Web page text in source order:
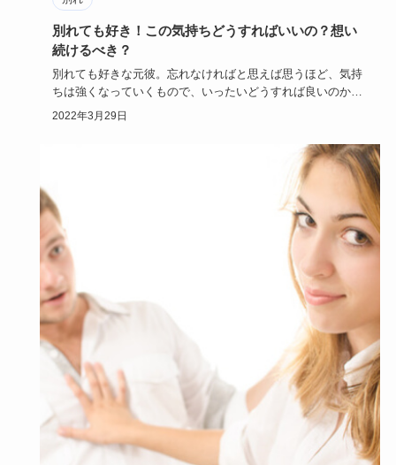
別れても好き！この気持ちどうすればいいの？想い
続けるべき？
別れても好きな元彼。忘れなければと思えば思うほど、気持
ちは強くなっていくもので、いったいどうすれば良いのかわ
からなくなって…
2022年3月29日